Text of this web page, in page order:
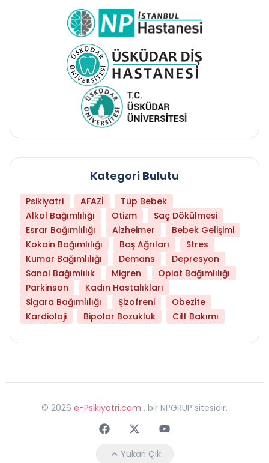
Kategori Bulutu
Psikiyatri AFAZİ
Tüp Bebek
Alkol Bağımlılığı
Otizm
Saç Dökülmesi
Esrar Bağımlılığı
Alzheimer
Bebek Gelişimi
Kokain Bağımlılığı
Baş Ağrıları
Stres
Kumar Bağımlılığı
Demans
Depresyon
Sanal Bağımlılık
Migren
Opiat Bağımlılığı
Parkinson
Kadın Hastalıkları
Sigara Bağımlılığı
Şizofreni
Obezite
Kardioloji
Bipolar Bozukluk Cilt Bakımı
© 2026 e-Psikiyatri.com , bir NPGRUP sitesidir,
FaceebokTwitterYoutube
Yukarı Çık